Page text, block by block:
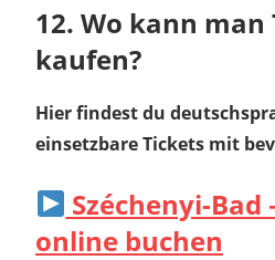
12. Wo kann
kaufen?
Hier findest du
einsetzbare Tickets mit
Széchenyi-Bad
online buchen